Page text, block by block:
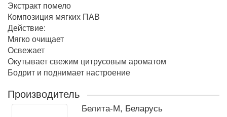
Экстракт помело
Композиция мягких ПАВ
Действие:
Мягко очищает
Освежает
Окутывает свежим цитрусовым ароматом
Бодрит и поднимает настроение
Производитель
Белита-М, Беларусь